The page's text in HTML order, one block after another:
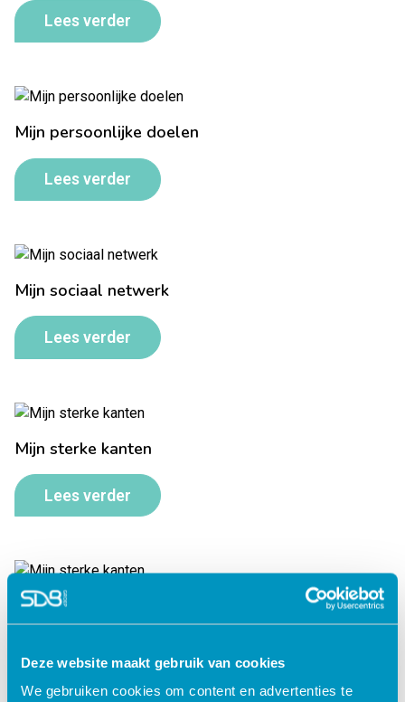
Deze website maakt gebruik van cookies
We gebruiken cookies om content en advertenties te
Lees verder
Mijn persoonlijke doelen
Lees verder
Mijn sociaal netwerk
Lees verder
Mijn sterke kanten
Lees verder
Mijn sterke kanten
Lees verder